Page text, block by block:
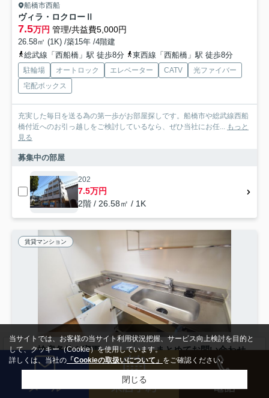
船橋市西船
ヴィラ・ロクローⅡ
7.5万円 管理/共益費5,000円
26.58㎡ (1K) /築15年 /4階建
総武線「西船橋」駅 徒歩8分
東西線「西船橋」駅 徒歩8分
駐輪場 オートロック エレベーター CATV
光ファイバー
宅配ボックス
充実した毎日を送る為の第一歩がお部屋探しです。船橋市や総武線西船
橋付近へのお引っ越しをご検討しているなら、ぜひ当社にお任...
もっと
見る
募集中の部屋
202
7.5万円
2階 / 26.58㎡ / 1K
賃貸マンション
検索条件を変更 まとめてお問い合わせ
当サイトでは、お客様の当サイト利用状況把握、サービス向上検討を目的と
して、クッキー（Cookie）を使用しています。
詳しくは、当社の 「Cookieの取扱いについて」 をご確認ください。
閉じる